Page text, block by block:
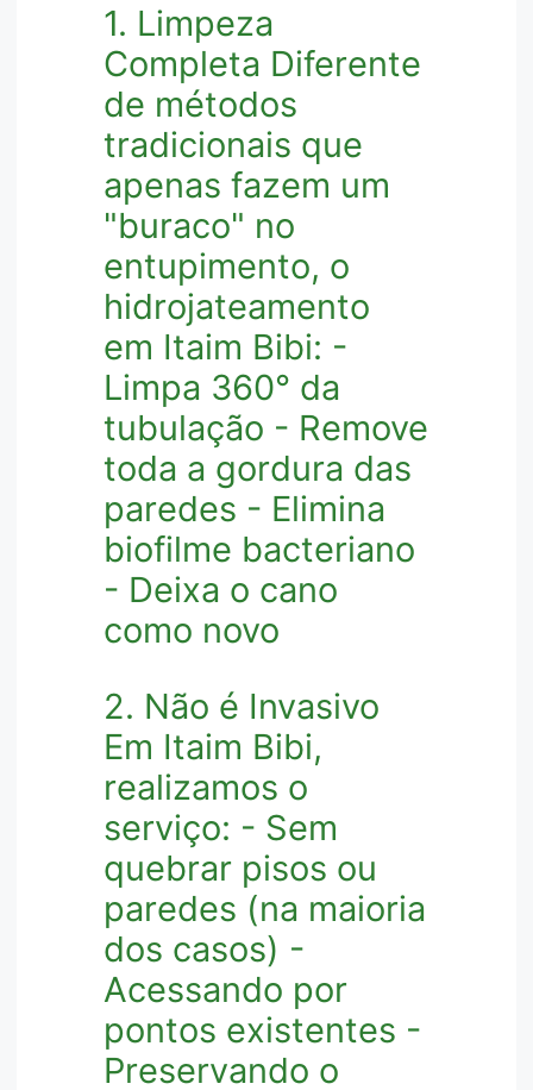
1. Limpeza
Completa Diferente
de métodos
tradicionais que
apenas fazem um
"buraco" no
entupimento, o
hidrojateamento
em Itaim Bibi: -
Limpa 360° da
tubulação - Remove
toda a gordura das
paredes - Elimina
biofilme bacteriano
- Deixa o cano
como novo
2. Não é Invasivo
Em Itaim Bibi,
realizamos o
serviço: - Sem
quebrar pisos ou
paredes (na maioria
dos casos) -
Acessando por
pontos existentes -
Preservando o